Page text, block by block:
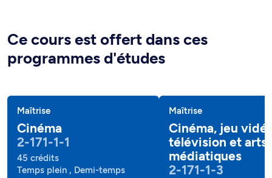
Ce cours est offert dans ces
programmes d'études
Maîtrise
Cinéma
2-171-1-1
45 crédits
Temps plein , Demi-temps
Maîtrise
Cinéma, jeu
télévision et arts
médiatiques
2-171-1-3